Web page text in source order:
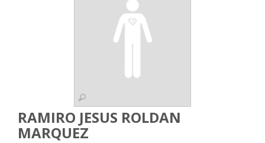
RAMIRO JESUS ROLDAN
MARQUEZ